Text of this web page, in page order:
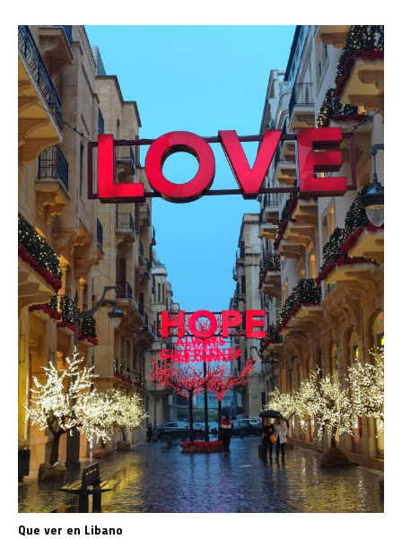
Que ver en Libano